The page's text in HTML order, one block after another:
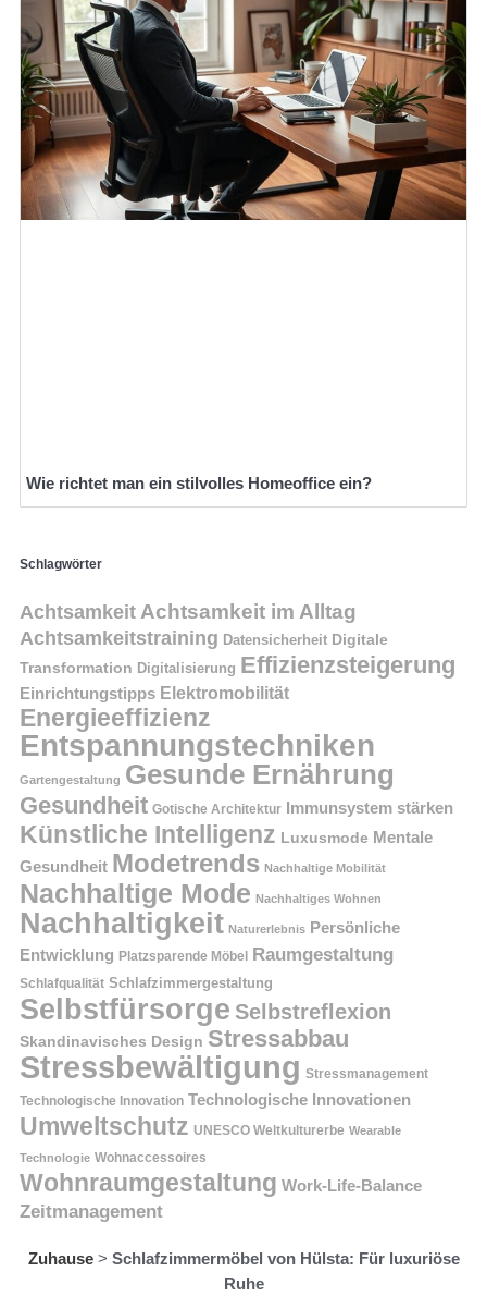
Wie richtet man ein stilvolles Homeoffice ein?
Schlagwörter
Achtsamkeit Achtsamkeit im Alltag
Achtsamkeitstraining Datensicherheit Digitale
Transformation Digitalisierung Effizienzsteigerung
Einrichtungstipps Elektromobilität
Energieeffizienz
Entspannungstechniken
Gartengestaltung Gesunde Ernährung
Gesundheit Gotische Architektur Immunsystem stärken
Künstliche Intelligenz Luxusmode Mentale
Gesundheit Modetrends Nachhaltige Mobilität
Nachhaltige Mode Nachhaltiges Wohnen
Nachhaltigkeit Naturerlebnis Persönliche
Entwicklung Platzsparende Möbel Raumgestaltung
Schlafqualität Schlafzimmergestaltung
Selbstfürsorge Selbstreflexion
Skandinavisches Design Stressabbau
Stressbewältigung Stressmanagement
Technologische Innovation Technologische Innovationen
Umweltschutz UNESCO Weltkulturerbe Wearable
Technologie Wohnaccessoires
Wohnraumgestaltung Work-Life-Balance
Zeitmanagement
Zuhause> Schlafzimmermöbel von Hülsta: Für luxuriöse
Ruhe